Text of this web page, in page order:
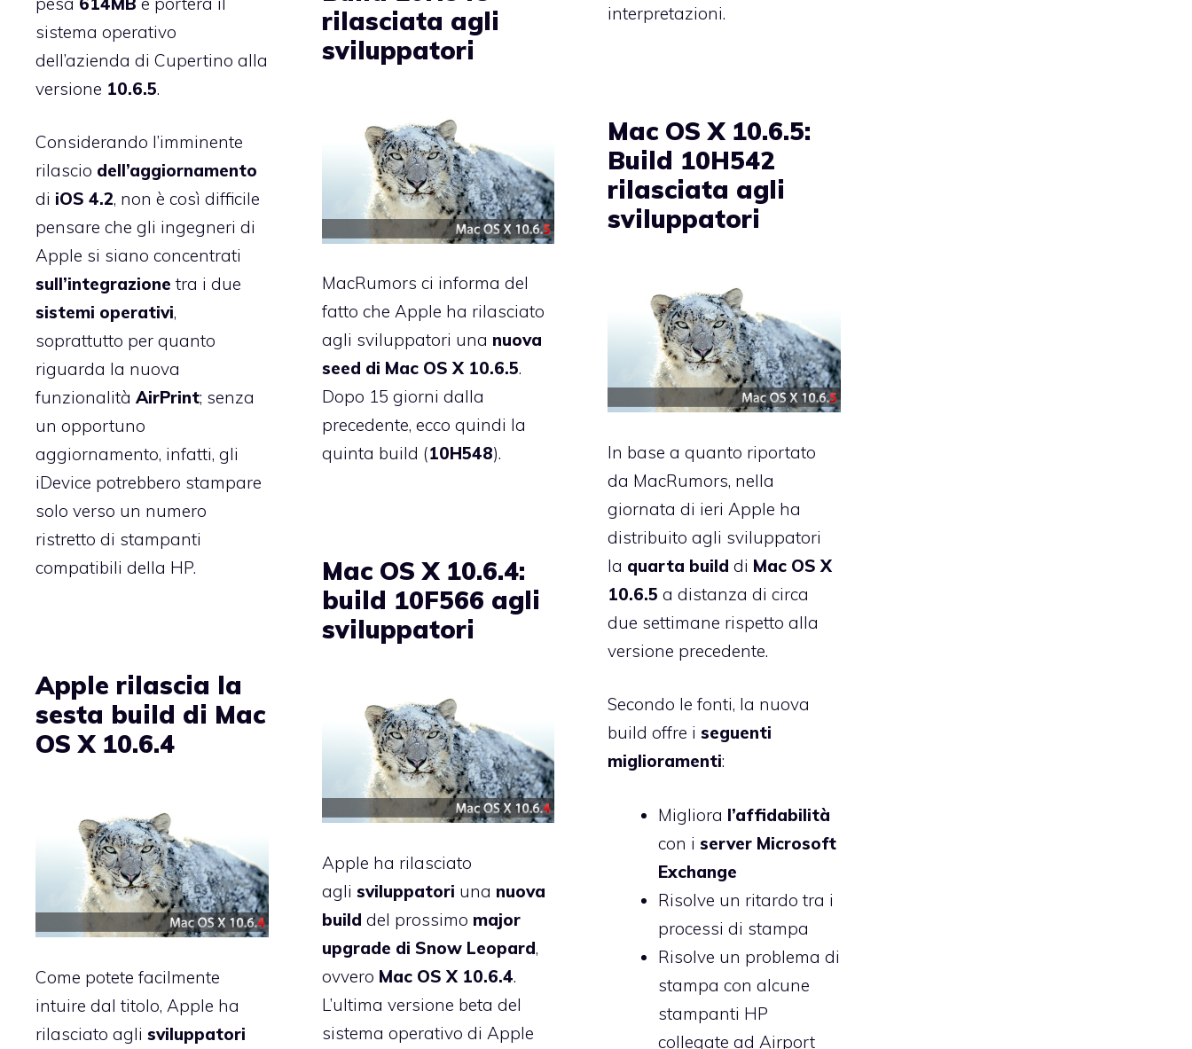
interpretazioni.
sistema operativo
dell’azienda di Cupertino alla
versione 10.6.5.
Considerando l’imminente
rilascio dell’aggiornamento
di iOS 4.2, non è così difficile
pensare che gli ingegneri di
Apple si siano concentrati
sull’integrazione tra i due
sistemi operativi,
soprattutto per quanto
riguarda la nuova
funzionalità AirPrint; senza
un opportuno
aggiornamento, infatti, gli
iDevice potrebbero stampare
solo verso un numero
ristretto di stampanti
compatibili della HP.
rilasciata agli
sviluppatori
MacRumors ci informa del
fatto che Apple ha rilasciato
agli sviluppatori una nuova
seed di Mac OS X 10.6.5.
Dopo 15 giorni dalla
precedente, ecco quindi la
quinta build (10H548).
Mac OS X 10.6.5:
Build 10H542
rilasciata agli
sviluppatori
In base a quanto riportato
da MacRumors, nella
giornata di ieri Apple ha
distribuito agli sviluppatori
la quarta build di Mac OS X
10.6.5 a distanza di circa
due settimane rispetto alla
versione precedente.
Secondo le fonti, la nuova
build offre iseguenti
miglioramenti:
Migliora l’affidabilità
con iserver Microsoft
Exchange
Risolve un ritardo tra i
processi di stampa
Risolve un problema di
stampa con alcune
stampanti HP
collegate ad Airport
Mac OS X 10.6.4:
build 10F566 agli
sviluppatori
Apple ha rilasciato
agli sviluppatori una nuova
build del prossimo major
upgrade di Snow Leopard,
ovvero Mac OS X 10.6.4.
L’ultima versione beta del
sistema operativo di Apple
Apple rilascia la
sesta build di Mac
OS X 10.6.4
Come potete facilmente
intuire dal titolo, Apple ha
rilasciato agli sviluppatori